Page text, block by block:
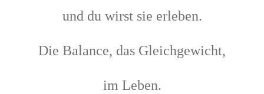
und du wirst sie erleben.
Die Balance, das Gleichgewicht,
im Leben.